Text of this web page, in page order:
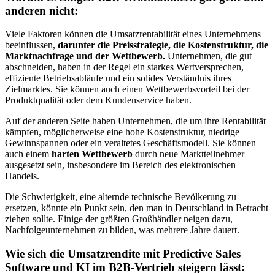
anderen nicht:
Viele Faktoren können die Umsatzrentabilität eines Unternehmens
beeinflussen, darunter die Preisstrategie, die Kostenstruktur, die
Marktnachfrage und der Wettbewerb. Unternehmen, die gut
abschneiden, haben in der Regel ein starkes Wertversprechen,
effiziente Betriebsabläufe und ein solides Verständnis ihres
Zielmarktes. Sie können auch einen Wettbewerbsvorteil bei der
Produktqualität oder dem Kundenservice haben.
Auf der anderen Seite haben Unternehmen, die um ihre Rentabilität
kämpfen, möglicherweise eine hohe Kostenstruktur, niedrige
Gewinnspannen oder ein veraltetes Geschäftsmodell. Sie können
auch einem harten Wettbewerb durch neue Marktteilnehmer
ausgesetzt sein, insbesondere im Bereich des elektronischen
Handels.
Die Schwierigkeit, eine alternde technische Bevölkerung zu
ersetzen, könnte ein Punkt sein, den man in Deutschland in Betracht
ziehen sollte. Einige der größten Großhändler neigen dazu,
Nachfolgeunternehmen zu bilden, was mehrere Jahre dauert.
Wie sich die Umsatzrendite mit Predictive Sales
Software und KI im B2B-Vertrieb steigern lässt: